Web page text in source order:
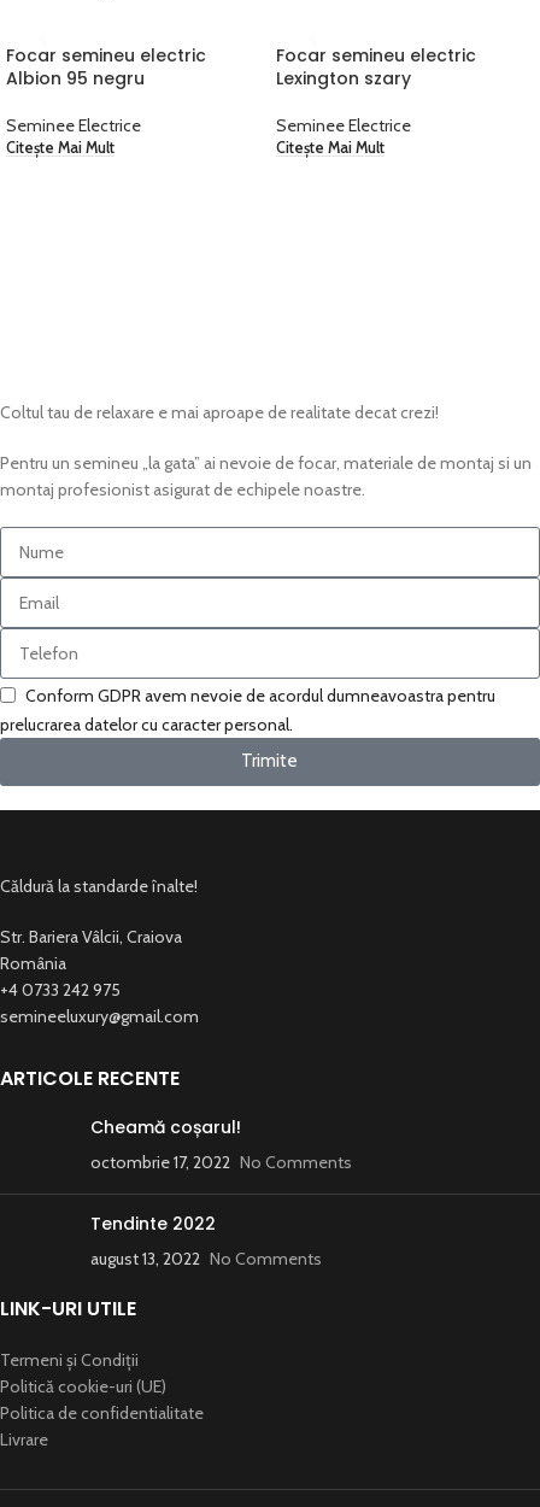
Focar semineu electric
Albion 95 negru
Seminee Electrice
Citește Mai Mult
Focar semineu electric
Lexington szary
Seminee Electrice
Citește Mai Mult
Coltul tau de relaxare e mai aproape de realitate decat crezi!
Pentru un semineu „la gata” ai nevoie de focar, materiale de montaj si un
montaj profesionist asigurat de echipele noastre.
Conform GDPR avem nevoie de acordul dumneavoastra pentru
prelucrarea datelor cu caracter personal.
Trimite
Căldură la standarde înalte!
Str. Bariera Vâlcii, Craiova
România
+4 0733 242 975
semineeluxury@gmail.com
ARTICOLE RECENTE
Cheamă coșarul!
octombrie 17, 2022 No Comments
Tendinte 2022
august 13, 2022 No Comments
LINK-URI UTILE
Termeni și Condiții
Politică cookie-uri (UE)
Politica de confidentialitate
Livrare